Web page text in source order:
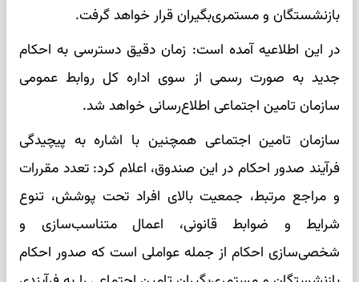
بازنشستگان و مستمری‌بگیران قرار خواهد گرفت.
در این اطلاعیه آمده است: زمان دقیق دسترسی به احکام
جدید به صورت رسمی از سوی اداره کل روابط عمومی
سازمان تامین اجتماعی اطلاع‌رسانی خواهد شد.
سازمان تامین اجتماعی همچنین با اشاره به پیچیدگی
فرآیند صدور احکام در این صندوق، اعلام کرد: تعدد مقررات
و مراجع مرتبط، جمعیت بالای افراد تحت پوشش، تنوع
شرایط و ضوابط قانونی، اعمال متناسب‌سازی و
شخصی‌سازی احکام از جمله عواملی است که صدور احکام